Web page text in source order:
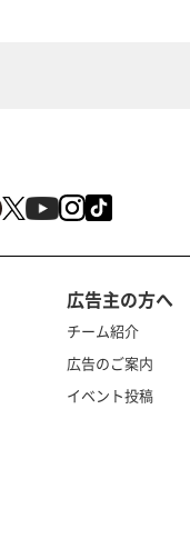
広告主の方へ
チーム紹介
広告のご案内
イベント投稿